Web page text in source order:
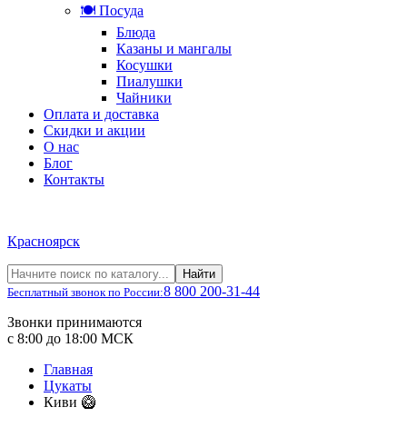
🍽️ Посуда
Блюда
Казаны и мангалы
Косушки
Пиалушки
Чайники
Оплата и доставка
Скидки и акции
О нас
Блог
Контакты
Красноярск
Найти
Бесплатный звонок по России:8 800 200-31-44
Звонки принимаются
с 8:00 до 18:00 МСК
Главная
Цукаты
Киви 🥝